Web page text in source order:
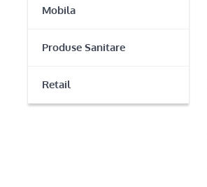
Mobila
Produse Sanitare
Retail